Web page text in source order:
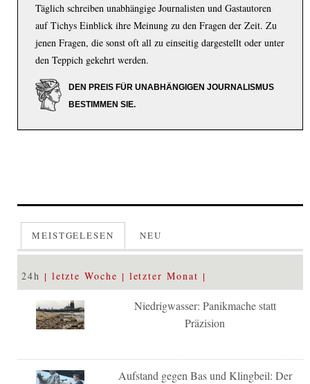
Täglich schreiben unabhängige Journalisten und Gastautoren
auf Tichys Einblick ihre Meinung zu den Fragen der Zeit. Zu
jenen Fragen, die sonst oft all zu einseitig dargestellt oder unter
den Teppich gekehrt werden.
DEN PREIS FÜR UNABHÄNGIGEN JOURNALISMUS
BESTIMMEN SIE.
MEISTGELESEN NEU
24h letzte Woche letzter Monat
Niedrigwasser: Panikmache statt
Präzision
Aufstand gegen Bas und Klingbeil: Der